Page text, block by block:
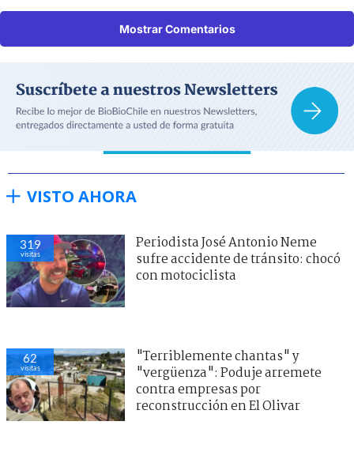
Mostrar Comentarios
VISTO AHORA
320
visitas
Periodista José Antonio Neme
sufre accidente de tránsito: chocó
con motociclista
60
visitas
"Terriblemente chantas" y
"vergüenza": Poduje arremete
contra empresas por
reconstrucción en El Olivar